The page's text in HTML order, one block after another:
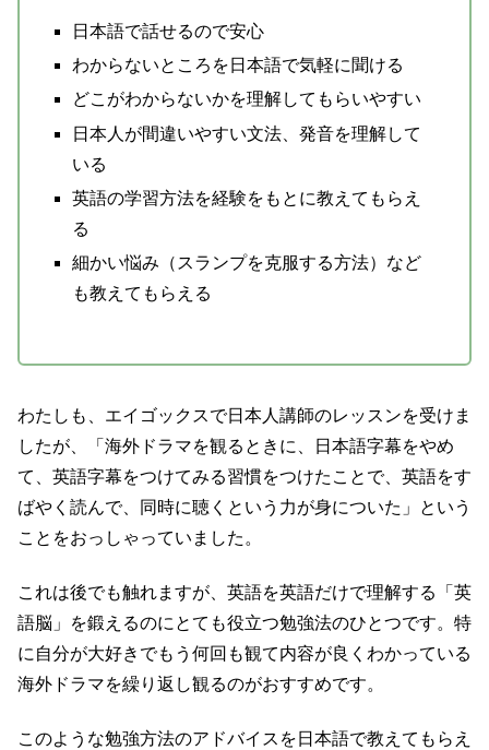
日本語で話せるので安心
わからないところを日本語で気軽に聞ける
どこがわからないかを理解してもらいやすい
日本人が間違いやすい文法、発音を理解して
いる
英語の学習方法を経験をもとに教えてもらえ
る
細かい悩み（スランプを克服する方法）など
も教えてもらえる
わたしも、エイゴックスで日本人講師のレッスンを受けま
したが、「海外ドラマを観るときに、日本語字幕をやめ
て、英語字幕をつけてみる習慣をつけたことで、英語をす
ばやく読んで、同時に聴くという力が身についた」という
ことをおっしゃっていました。
これは後でも触れますが、英語を英語だけで理解する「英
語脳」を鍛えるのにとても役立つ勉強法のひとつです。特
に自分が大好きでもう何回も観て内容が良くわかっている
海外ドラマを繰り返し観るのがおすすめです。
このような勉強方法のアドバイスを日本語で教えてもらえ